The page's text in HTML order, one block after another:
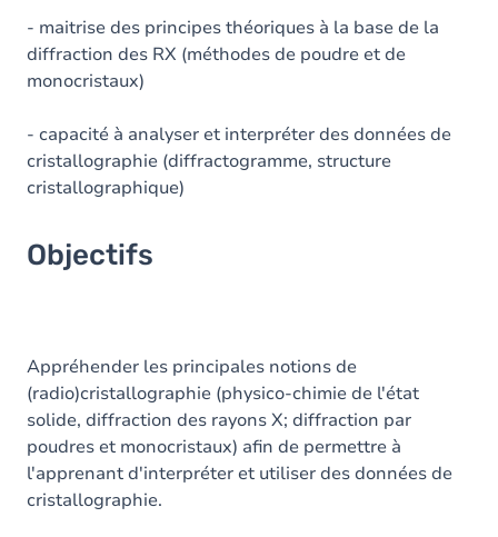
- maitrise des principes théoriques à la base de la
diffraction des RX (méthodes de poudre et de
monocristaux)
- capacité à analyser et interpréter des données de
cristallographie (diffractogramme, structure
cristallographique)
Objectifs
Appréhender les principales notions de
(radio)cristallographie (physico-chimie de l'état
solide, diffraction des rayons X; diffraction par
poudres et monocristaux) afin de permettre à
l'apprenant d'interpréter et utiliser des données de
cristallographie.